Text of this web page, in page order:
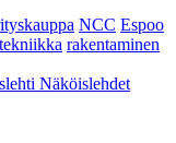
NCC Espoo
rakentaminen
Näköislehdet